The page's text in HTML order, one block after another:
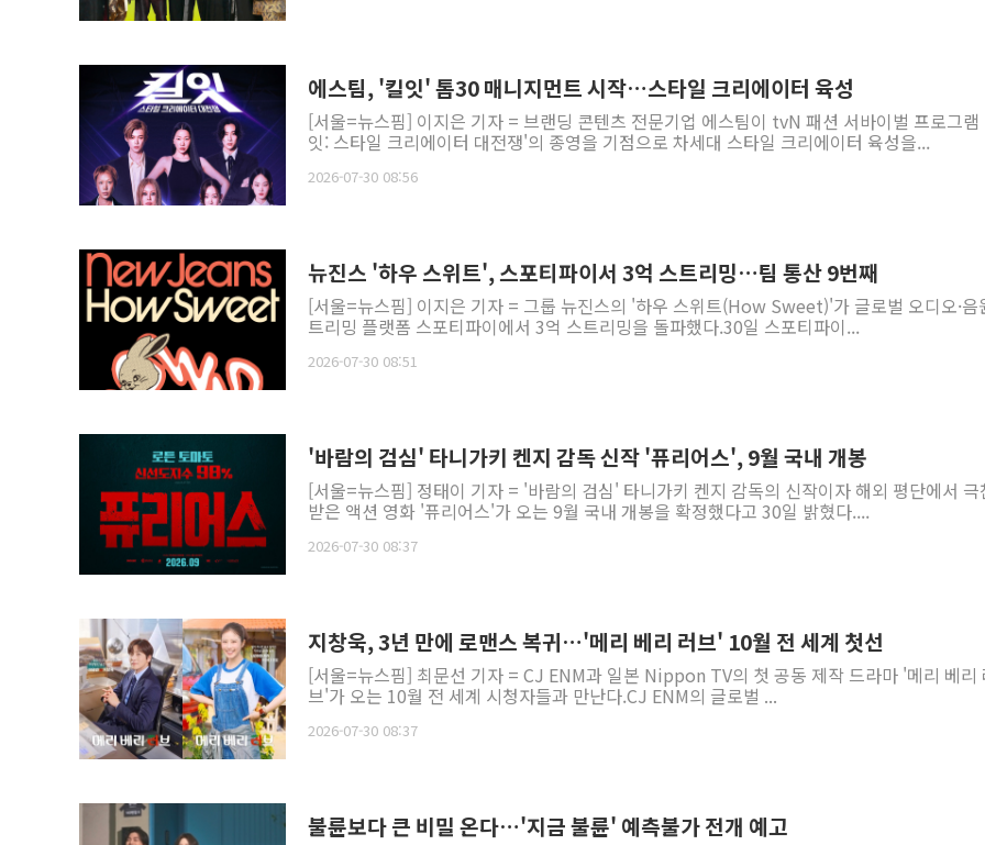
에스팀, '킬잇' 톱30 매니지먼트 시작…스타일 크리에이터 육성
[서울=뉴스핌] 이지은 기자 = 브랜딩 콘텐츠 전문기업 에스팀이 tvN 패션 서바이벌 프로그
잇: 스타일 크리에이터 대전쟁'의 종영을 기점으로 차세대 스타일 크리에이터 육성을...
2026-07-30 08:56
뉴진스 '하우 스위트', 스포티파이서 3억 스트리밍…팀 통산 9번째
[서울=뉴스핌] 이지은 기자 = 그룹 뉴진스의 '하우 스위트(How Sweet)'가 글로벌 오디오·음
트리밍 플랫폼 스포티파이에서 3억 스트리밍을 돌파했다.30일 스포티파이...
2026-07-30 08:51
'바람의 검심' 타니가키 켄지 감독 신작 '퓨리어스', 9월 국내 개봉
[서울=뉴스핌] 정태이 기자 = '바람의 검심' 타니가키 켄지 감독의 신작이자 해외 평단에서 극
받은 액션 영화 '퓨리어스'가 오는 9월 국내 개봉을 확정했다고 30일 밝혔다....
2026-07-30 08:37
지창욱, 3년 만에 로맨스 복귀…'메리 베리 러브' 10월 전 세계 첫선
[서울=뉴스핌] 최문선 기자 = CJ ENM과 일본 Nippon TV의 첫 공동 제작 드라마 '메리 베리
브'가 오는 10월 전 세계 시청자들과 만난다.CJ ENM의 글로벌 ...
2026-07-30 08:37
불륜보다 큰 비밀 온다…'지금 불륜' 예측불가 전개 예고